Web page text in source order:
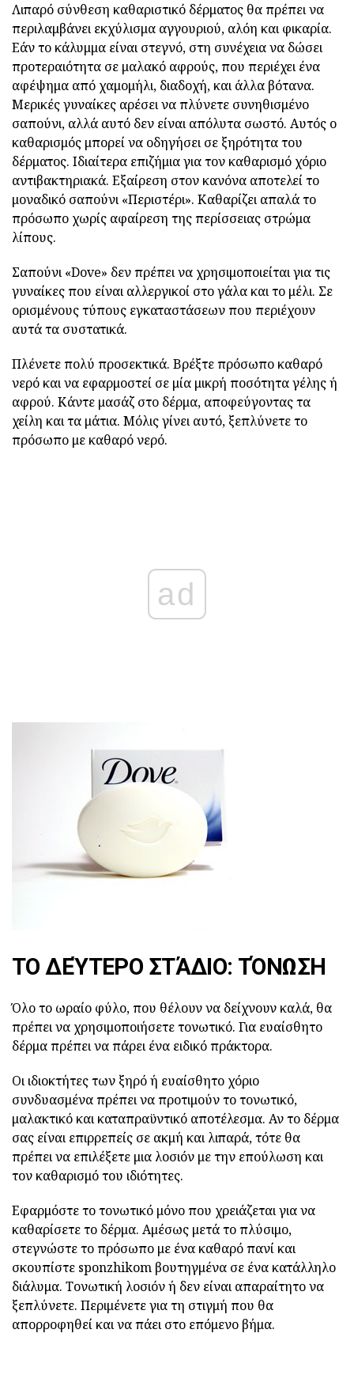
Λιπαρό σύνθεση καθαριστικό δέρματος θα πρέπει να
περιλαμβάνει εκχύλισμα αγγουριού, αλόη και φικαρία.
Εάν το κάλυμμα είναι στεγνό, στη συνέχεια να δώσει
προτεραιότητα σε μαλακό αφρούς, που περιέχει ένα
αφέψημα από χαμομήλι, διαδοχή, και άλλα βότανα.
Μερικές γυναίκες αρέσει να πλύνετε συνηθισμένο
σαπούνι, αλλά αυτό δεν είναι απόλυτα σωστό. Αυτός ο
καθαρισμός μπορεί να οδηγήσει σε ξηρότητα του
δέρματος. Ιδιαίτερα επιζήμια για τον καθαρισμό χόριο
αντιβακτηριακά. Εξαίρεση στον κανόνα αποτελεί το
μοναδικό σαπούνι «Περιστέρι». Καθαρίζει απαλά το
πρόσωπο χωρίς αφαίρεση της περίσσειας στρώμα
λίπους.
Σαπούνι «Dove» δεν πρέπει να χρησιμοποιείται για τις
γυναίκες που είναι αλλεργικοί στο γάλα και το μέλι. Σε
ορισμένους τύπους εγκαταστάσεων που περιέχουν
αυτά τα συστατικά.
Πλένετε πολύ προσεκτικά. Βρέξτε πρόσωπο καθαρό
νερό και να εφαρμοστεί σε μία μικρή ποσότητα γέλης ή
αφρού. Κάντε μασάζ στο δέρμα, αποφεύγοντας τα
χείλη και τα μάτια. Μόλις γίνει αυτό, ξεπλύνετε το
πρόσωπο με καθαρό νερό.
ad
ΤΟ ΔΕΎΤΕΡΟ ΣΤΆΔΙΟ: ΤΌΝΩΣΗ
Όλο το ωραίο φύλο, που θέλουν να δείχνουν καλά, θα
πρέπει να χρησιμοποιήσετε τονωτικό. Για ευαίσθητο
δέρμα πρέπει να πάρει ένα ειδικό πράκτορα.
Οι ιδιοκτήτες των ξηρό ή ευαίσθητο χόριο
συνδυασμένα πρέπει να προτιμούν το τονωτικό,
μαλακτικό και καταπραϋντικό αποτέλεσμα. Αν το δέρμα
σας είναι επιρρεπείς σε ακμή και λιπαρά, τότε θα
πρέπει να επιλέξετε μια λοσιόν με την επούλωση και
τον καθαρισμό του ιδιότητες.
Εφαρμόστε το τονωτικό μόνο που χρειάζεται για να
καθαρίσετε το δέρμα. Αμέσως μετά το πλύσιμο,
στεγνώστε το πρόσωπο με ένα καθαρό πανί και
σκουπίστε sponzhikom βουτηγμένα σε ένα κατάλληλο
διάλυμα. Τονωτική λοσιόν ή δεν είναι απαραίτητο να
ξεπλύνετε. Περιμένετε για τη στιγμή που θα
απορροφηθεί και να πάει στο επόμενο βήμα.